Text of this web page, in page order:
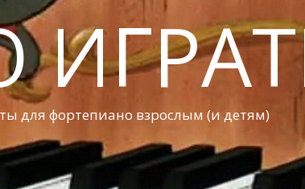
для фортепиано взрослым (и детям)